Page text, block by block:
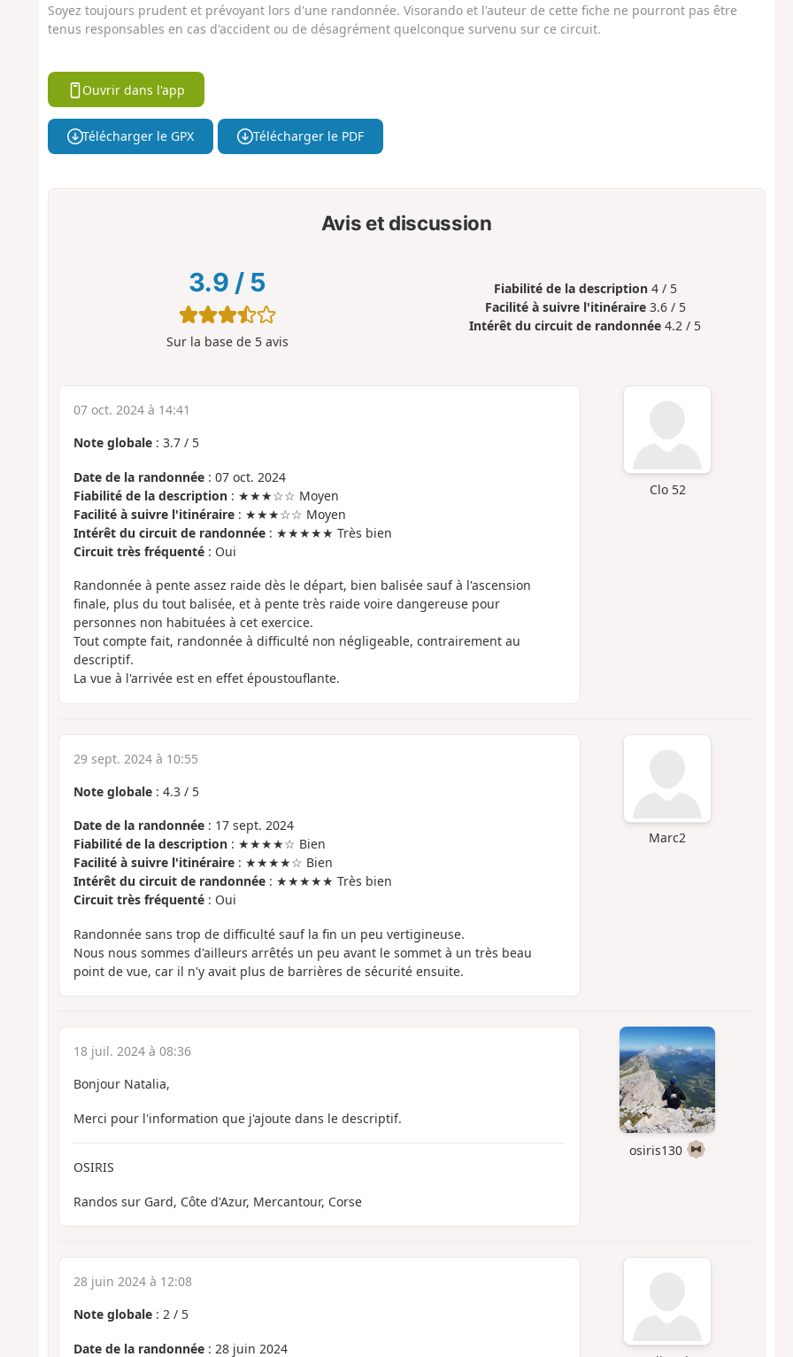
Soyez toujours prudent et prévoyant lors d'une randonnée. Visorando et l'auteur de cette fiche ne pourront pas être
tenus responsables en cas d'accident ou de désagrément quelconque survenu sur ce circuit.
Ouvrir dans l'app
Télécharger le GPX Télécharger le PDF
Avis et discussion
3.9 / 5
Sur la base de 5avis
Fiabilité de la description 4 / 5
Facilité à suivre l'itinéraire 3.6 / 5
Intérêt du circuit de randonnée 4.2 / 5
Clo 52
07 oct. 2024 à 14:41
Note globale: 3.7/ 5
Date de la randonnée: 07 oct. 2024
Fiabilité de la description: ★★★☆☆ Moyen
Facilité à suivre l'itinéraire: ★★★☆☆ Moyen
Intérêt du circuit de randonnée: ★★★★★ Très bien
Circuit très fréquenté: Oui
Randonnée à pente assez raide dès le départ, bien balisée sauf à l'ascension
finale, plus du tout balisée, et à pente très raide voire dangereuse pour
personnes non habituées à cet exercice.
Tout compte fait, randonnée à difficulté non négligeable, contrairement au
descriptif.
La vue à l'arrivée est en effet époustouflante.
Marc2
29 sept. 2024 à 10:55
Note globale: 4.3/ 5
Date de la randonnée: 17 sept. 2024
Fiabilité de la description: ★★★★☆ Bien
Facilité à suivre l'itinéraire: ★★★★☆ Bien
Intérêt du circuit de randonnée: ★★★★★ Très bien
Circuit très fréquenté: Oui
Randonnée sans trop de difficulté sauf la fin un peu vertigineuse.
Nous nous sommes d'ailleurs arrêtés un peu avant le sommet à un très beau
point de vue, car il n'y avait plus de barrières de sécurité ensuite.
osiris130
18 juil. 2024 à 08:36
Bonjour Natalia,
Merci pour l'information que j'ajoute dans le descriptif.
OSIRIS
Randos sur Gard, Côte d'Azur, Mercantour, Corse
28 juin 2024 à 12:08
Note globale: 2/ 5
Date de la randonnée: 28 juin 2024